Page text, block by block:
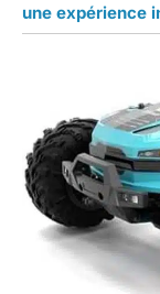
une expérience